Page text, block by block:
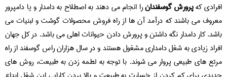
افرادی کهپرورش گوسفندانرا انجام می دهند به اصطلاح به دامدار و یا دامپرور
معروف می باشند که درآمد آن ها از راه فروش محصولات گوشت و لبنیات می
باشد. کار دامدار نگه داشتن و پرورش دادن حیوانات اهلی می باشد. در کل جهان
افراد زیادی به شغل دامداری مشغول هستند و در سال هزاران راس گوسفند از راه
مرتع های طبیعی پروار می شوند. با توجه به لطمه زدن به طبیعت، روش های